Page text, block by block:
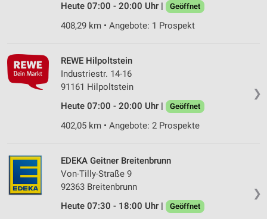
Heute 07:00 - 20:00 Uhr |
Geöffnet
408,29 km • Angebote: 1 Prospekt
❯
REWE Hilpoltstein
Industriestr. 14-16
91161 Hilpoltstein
Heute 07:00 - 20:00 Uhr |
Geöffnet
402,05 km • Angebote: 2 Prospekte
❯
EDEKA Geitner Breitenbrunn
Von-Tilly-Straße 9
92363 Breitenbrunn
Heute 07:30 - 18:00 Uhr |
Geöffnet